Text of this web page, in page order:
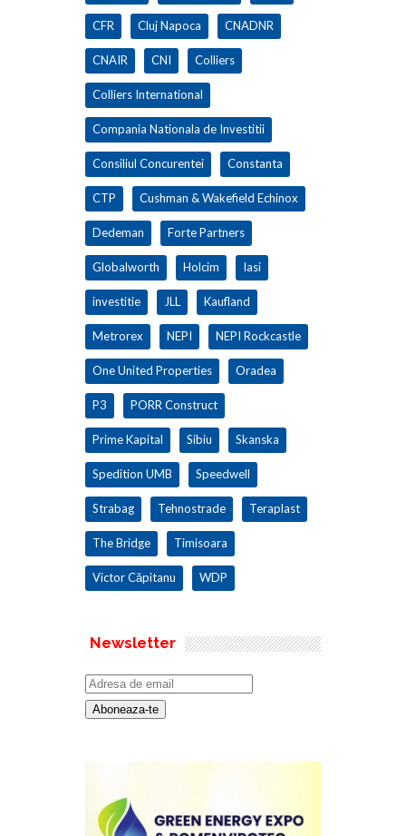
CFR Cluj Napoca CNADNR
CNAIR CNI Colliers
Colliers International
Compania Nationala de Investitii
Consiliul Concurentei Constanta
CTP Cushman & Wakefield Echinox
Dedeman Forte Partners
Globalworth Holcim Iasi
investitie JLL Kaufland
Metrorex NEPI NEPI Rockcastle
One United Properties Oradea
P3 PORR Construct
Prime Kapital Sibiu Skanska
Spedition UMB Speedwell
Strabag Tehnostrade Teraplast
The Bridge Timisoara
Victor Căpitanu WDP
Newsletter